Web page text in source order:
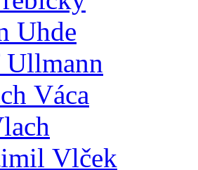
Uhde
Ullmann
Váca
Vlček